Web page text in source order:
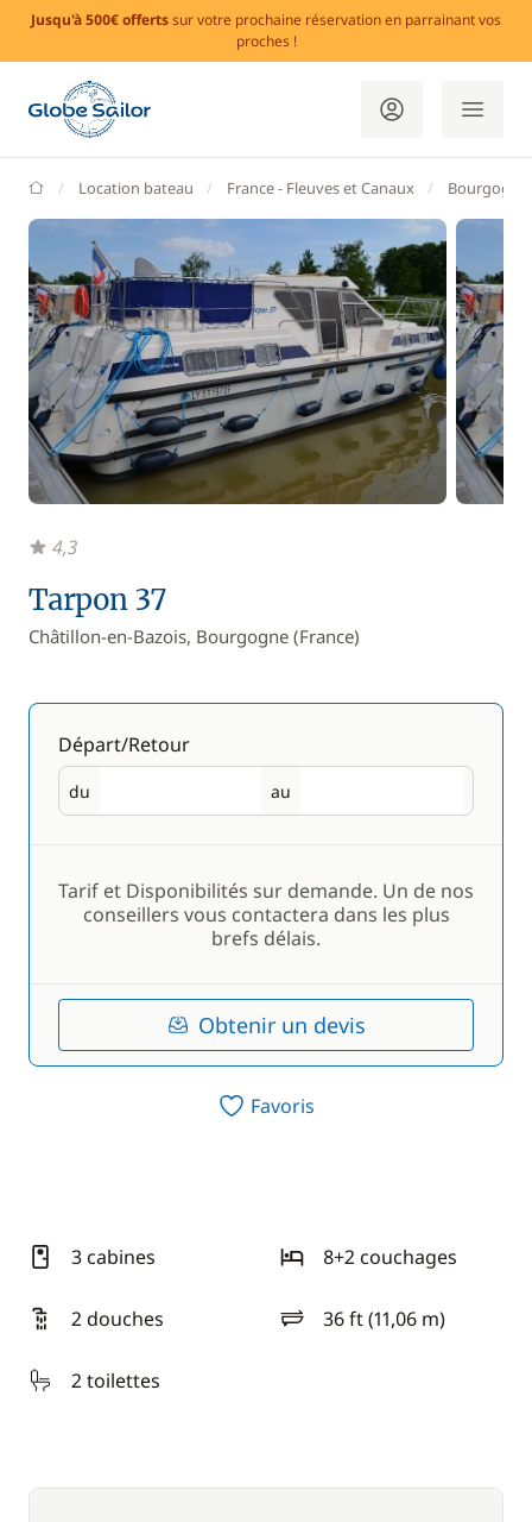
Jusqu'à 500€ offertssur votre prochaine réservation en parrainant vos
proches !
GlobeSailor
Location bateau France - Fleuves et Canaux Bourgogne
Tarpon 37
Châtillon-en-Bazois, Bourgogne (France)
4,3
Départ/Retour
du
Départ au
Retour
Tarif et Disponibilités sur demande. Un de nos
conseillers vous contactera dans les plus
brefs délais.
Obtenir un devis
Favoris
3 cabines 8+2 couchages
2 douches 36 ft (11,06 m)
longueur
2 toilettes